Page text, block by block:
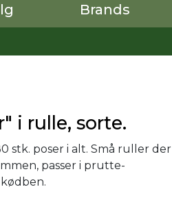
Brands
i rulle, sorte.
stk. poser i alt. Små ruller der
passer i prutte-